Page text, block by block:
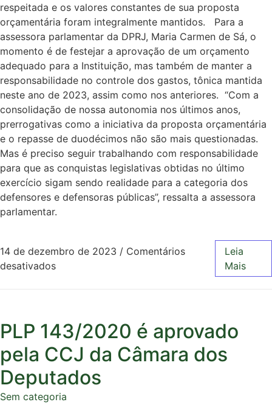
respeitada e os valores constantes de sua proposta
orçamentária foram integralmente mantidos. Para a
assessora parlamentar da DPRJ, Maria Carmen de Sá, o
momento é de festejar a aprovação de um orçamento
adequado para a Instituição, mas também de manter a
responsabilidade no controle dos gastos, tônica mantida
neste ano de 2023, assim como nos anteriores. “Com a
consolidação de nossa autonomia nos últimos anos,
prerrogativas como a iniciativa da proposta orçamentária
e o repasse de duodécimos não são mais questionadas.
Mas é preciso seguir trabalhando com responsabilidade
para que as conquistas legislativas obtidas no último
exercício sigam sendo realidade para a categoria dos
defensores e defensoras públicas”, ressalta a assessora
parlamentar.
14 de dezembro de 2023 / Comentários
desativados
Leia
Mais
PLP 143/2020 é aprovado
pela CCJ da Câmara dos
Deputados
Sem categoria